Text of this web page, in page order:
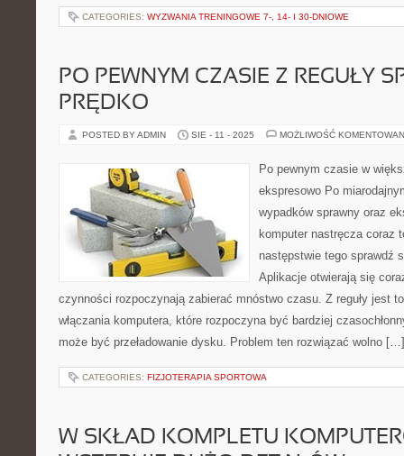
CATEGORIES: WYZWANIA TRENINGOWE 7-, 14- I 30-DNIOWE
PO PEWNYM CZASIE Z REGUŁY
PRĘDKO
POSTED BY ADMIN SIE - 11 - 2025 MOŻLIWOŚĆ
Po pewnym czasie w
ekspresowo Po
wypadków sprawny oraz
komputer nastręcza coraz
następstwie tego sprawdź
Aplikacje otwierają się
czynności rozpoczynają zabierać mnóstwo czasu. Z reguły jest
włączania komputera, które rozpoczyna być bardziej
może być przeładowanie dysku. Problem ten rozwiązać wolno […]
CATEGORIES: FIZJOTERAPIA SPORTOWA
W SKŁAD KOMPLETU